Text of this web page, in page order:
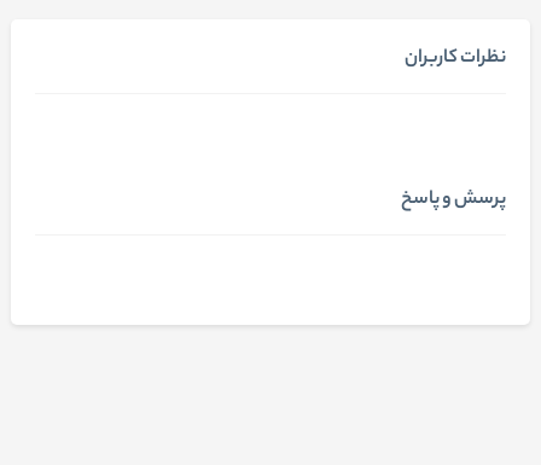
نظرات کاربران
پرسش و پاسخ